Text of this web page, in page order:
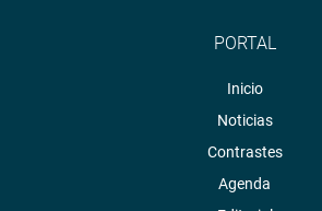
PORTAL
Inicio
Noticias
Contrastes
Agenda